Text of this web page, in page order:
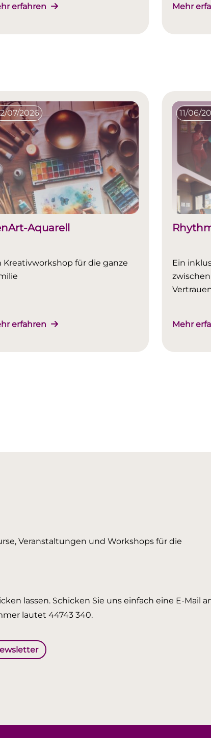
erfahren Mehr
07/2026
Aquarell
Kreativworkshop für die ganze
erfahren
11/06/
Ein
Mehr
Veranstaltungen und Workshops für die
lassen. Schicken Sie uns einfach eine E-Mail
lautet 44743 340.